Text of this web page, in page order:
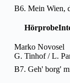
B6. Mein Wien,
Hörprobe
Marko Novosel
G. Tinhof / L.
B7. Geh' borg'